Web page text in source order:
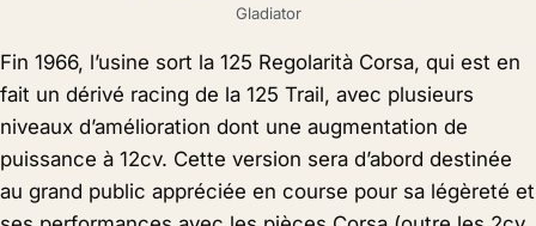
Gladiator
Fin 1966, l’usine sort la 125 Regolarità Corsa, qui est en
fait un dérivé racing de la 125 Trail, avec plusieurs
niveaux d’amélioration dont une augmentation de
puissance à 12cv. Cette version sera d’abord destinée
au grand public appréciée en course pour sa légèreté et